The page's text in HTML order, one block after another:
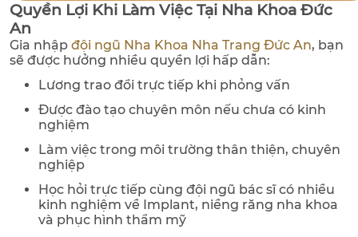
Quyền Lợi Khi Làm Việc Tại Nha Khoa Đức
An
Gia nhập đội ngũ Nha Khoa Nha Trang Đức An, bạn
sẽ được hưởng nhiều quyền lợi hấp dẫn:
Lương trao đổi trực tiếp khi phỏng vấn
Được đào tạo chuyên môn nếu chưa có kinh
nghiệm
Làm việc trong môi trường thân thiện, chuyên
nghiệp
Học hỏi trực tiếp cùng đội ngũ bác sĩ có nhiều
kinh nghiệm về Implant, niềng răng nha khoa
và phục hình thẩm mỹ